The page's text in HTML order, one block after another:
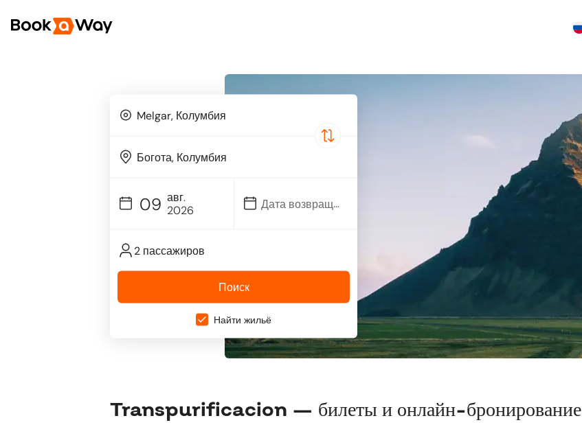
09 авг.
2026
2 пассажиров
Поиск
Найти жильё
Transpurificacion — билеты и онлайн-бронирование